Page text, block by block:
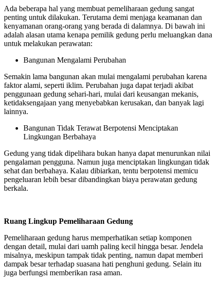
Ada beberapa hal yang membuat pemeliharaan gedung sangat
penting untuk dilakukan. Terutama demi menjaga keamanan dan
kenyamanan orang-orang yang berada di dalamnya. Di bawah ini
adalah alasan utama kenapa pemilik gedung perlu meluangkan dana
untuk melakukan perawatan:
Bangunan Mengalami Perubahan
Semakin lama bangunan akan mulai mengalami perubahan karena
faktor alami, seperti iklim. Perubahan juga dapat terjadi akibat
penggunaan gedung sehari-hari, mulai dari keusangan mekanis,
ketidaksengajaan yang menyebabkan kerusakan, dan banyak lagi
lainnya.
Bangunan Tidak Terawat Berpotensi Menciptakan
Lingkungan Berbahaya
Gedung yang tidak dipelihara bukan hanya dapat menurunkan nilai
pengalaman pengguna. Namun juga menciptakan lingkungan tidak
sehat dan berbahaya. Kalau dibiarkan, tentu berpotensi memicu
pengeluaran lebih besar dibandingkan biaya perawatan gedung
berkala.
Ruang Lingkup Pemeliharaan Gedung
Pemeliharaan gedung harus memperhatikan setiap komponen
dengan detail, mulai dari uamh paling kecil hingga besar. Jendela
misalnya, meskipun tampak tidak penting, namun dapat memberi
dampak besar terhadap suasana hati penghuni gedung. Selain itu
juga berfungsi memberikan rasa aman.